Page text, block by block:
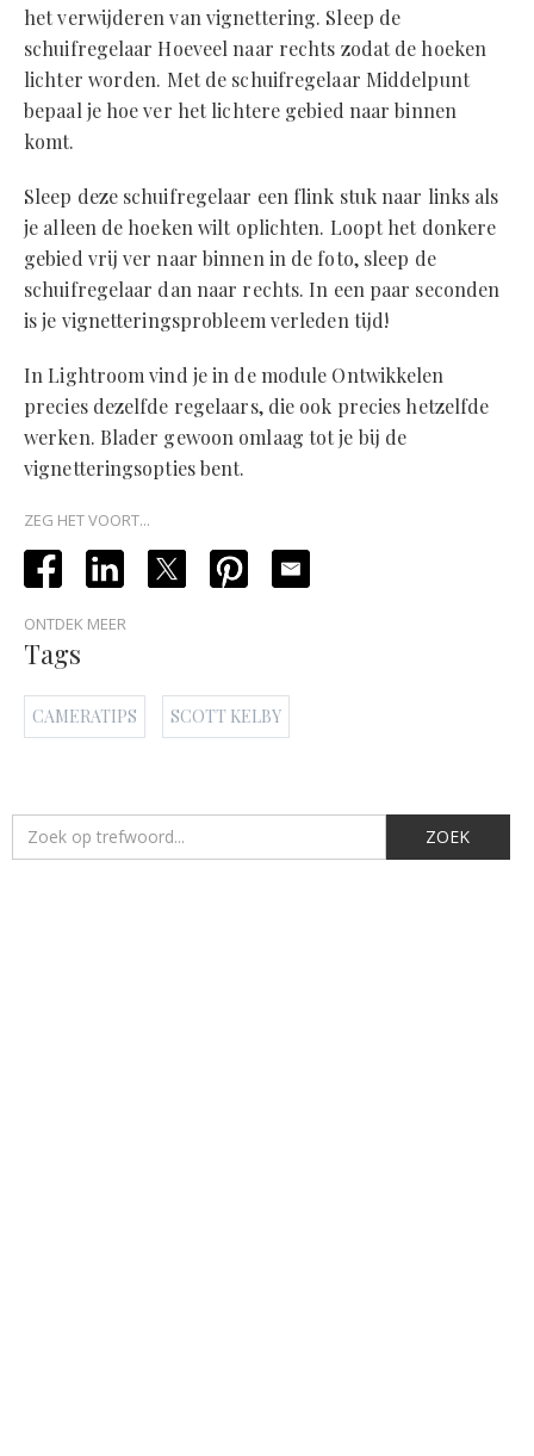
het verwijderen van vignettering. Sleep de
schuifregelaar Hoeveel naar rechts zodat de hoeken
lichter worden. Met de schuifregelaar Middelpunt
bepaal je hoe ver het lichtere gebied naar binnen
komt.
Sleep deze schuifregelaar een flink stuk naar links als
je alleen de hoeken wilt oplichten. Loopt het donkere
gebied vrij ver naar binnen in de foto, sleep de
schuifregelaar dan naar rechts. In een paar seconden
is je vignetteringsprobleem verleden tijd!
In Lightroom vind je in de module Ontwikkelen
precies dezelfde regelaars, die ook precies hetzelfde
werken. Blader gewoon omlaag tot je bij de
vignetteringsopties bent.
ZEG HET VOORT...
ONTDEK MEER
Tags
CAMERATIPS SCOTT KELBY